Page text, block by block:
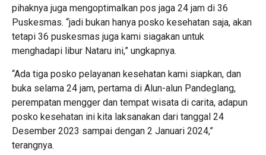
pihaknya juga mengoptimalkan pos jaga 24 jam di 36
Puskesmas. “jadi bukan hanya posko kesehatan saja, akan
tetapi 36 puskesmas juga kami siagakan untuk
menghadapi libur Nataru ini,” ungkapnya.
“Ada tiga posko pelayanan kesehatan kami siapkan, dan
buka selama 24 jam, pertama di Alun-alun Pandeglang,
perempatan mengger dan tempat wisata di carita, adapun
posko kesehatan ini kita laksanakan dari tanggal 24
Desember 2023 sampai dengan 2 Januari 2024,”
terangnya.